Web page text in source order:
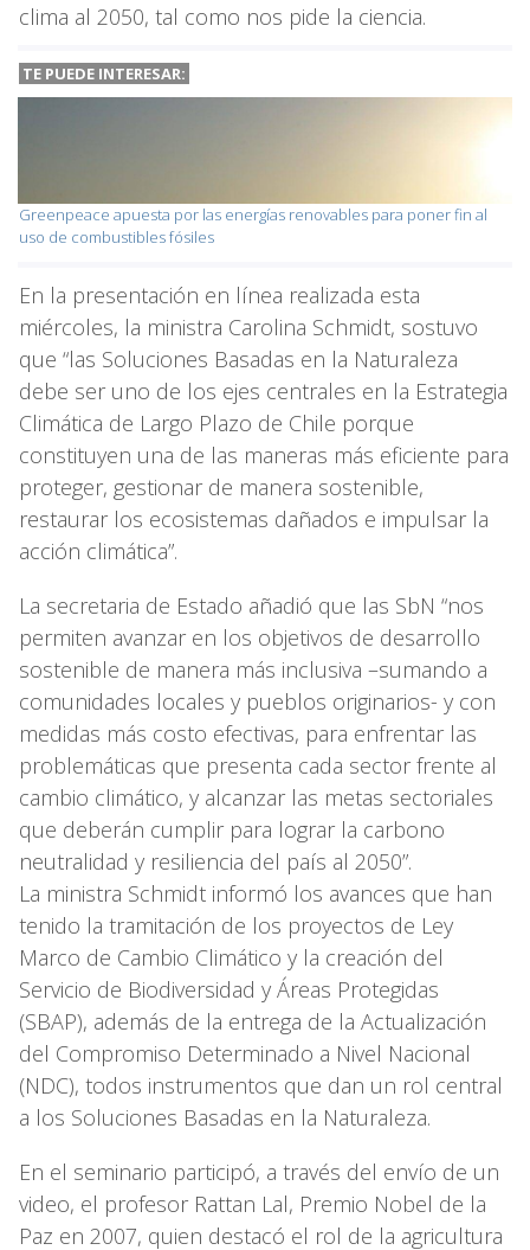
clima al 2050, tal como nos pide la ciencia.
TE PUEDE INTERESAR:
Greenpeace apuesta por las energías renovables para poner fin al
uso de combustibles fósiles
En la presentación en línea realizada esta
miércoles, la ministra Carolina Schmidt, sostuvo
que “las Soluciones Basadas en la Naturaleza
debe ser uno de los ejes centrales en la Estrategia
Climática de Largo Plazo de Chile porque
constituyen una de las maneras más eficiente para
proteger, gestionar de manera sostenible,
restaurar los ecosistemas dañados e impulsar la
acción climática”.
La secretaria de Estado añadió que las SbN “nos
permiten avanzar en los objetivos de desarrollo
sostenible de manera más inclusiva –sumando a
comunidades locales y pueblos originarios- y con
medidas más costo efectivas, para enfrentar las
problemáticas que presenta cada sector frente al
cambio climático, y alcanzar las metas sectoriales
que deberán cumplir para lograr la carbono
neutralidad y resiliencia del país al 2050”.
La ministra Schmidt informó los avances que han
tenido la tramitación de los proyectos de Ley
Marco de Cambio Climático y la creación del
Servicio de Biodiversidad y Áreas Protegidas
(SBAP), además de la entrega de la Actualización
del Compromiso Determinado a Nivel Nacional
(NDC), todos instrumentos que dan un rol central
a los Soluciones Basadas en la Naturaleza.
En el seminario participó, a través del envío de un
video, el profesor Rattan Lal, Premio Nobel de la
Paz en 2007, quien destacó el rol de la agricultura